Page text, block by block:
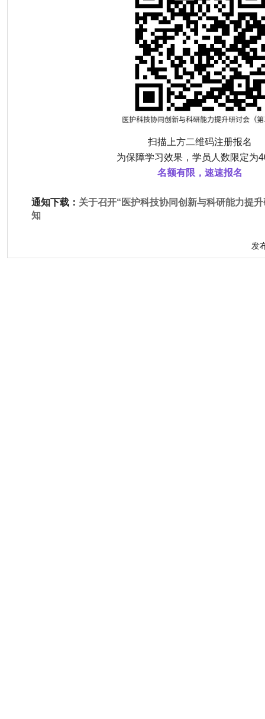
扫描上方二维码注册报名
为保障学习效果，学员人数限定为
名额有限，速速报名
通知下载： 关于召开“医护科技协同创新与科研能力提
知
发